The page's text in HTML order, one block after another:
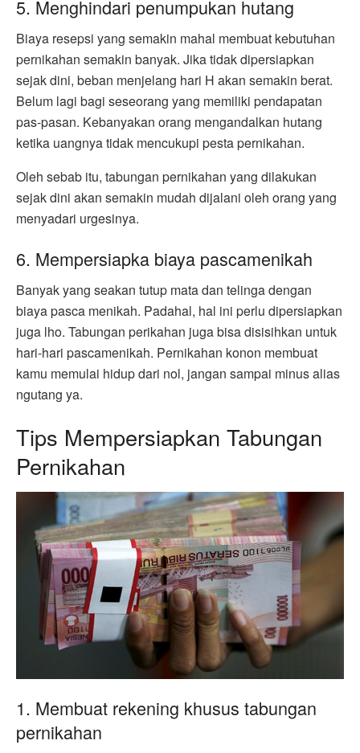
5. Menghindari penumpukan hutang
Biaya resepsi yang semakin mahal membuat kebutuhan
pernikahan semakin banyak. Jika tidak dipersiapkan
sejak dini, beban menjelang hari H akan semakin berat.
Belum lagi bagi seseorang yang memiliki pendapatan
pas-pasan. Kebanyakan orang mengandalkan hutang
ketika uangnya tidak mencukupi pesta pernikahan.
Oleh sebab itu, tabungan pernikahan yang dilakukan
sejak dini akan semakin mudah dijalani oleh orang yang
menyadari urgesinya.
6. Mempersiapka biaya pascamenikah
Banyak yang seakan tutup mata dan telinga dengan
biaya pasca menikah. Padahal, hal ini perlu dipersiapkan
juga lho. Tabungan perikahan juga bisa disisihkan untuk
hari-hari pascamenikah. Pernikahan konon membuat
kamu memulai hidup dari nol, jangan sampai minus alias
ngutang ya.
Tips Mempersiapkan Tabungan
Pernikahan
1. Membuat rekening khusus tabungan
pernikahan